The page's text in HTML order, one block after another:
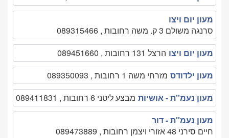
מעון יום ויצו
סרנגה משולם 3 ק. משה רחובות , 089315466
מעון יום ויצו הרצל 131 רחובות , 089451660
מעון ילדודס מזרחי משה 1 רחובות , 089350093
מעון נעמ''ת - אושיות מבצע ליטני 6 רחובות , 089411831
מעון נעמ''ת - דור
חיים סירני 48 אזורי ויצמן רחובות , 089473889